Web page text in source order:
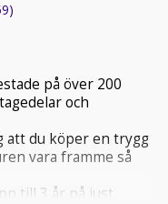
på över 200
och
att du köper en trygg
vara framme så
till 3 år på just